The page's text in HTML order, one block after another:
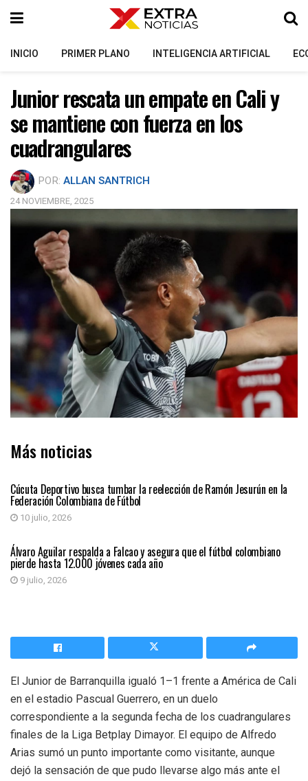
INICIO PRIMER PLANO INTELIGENCIA ARTIFICIAL
Junior rescata un empate en Cali y
se mantiene con fuerza en los
cuadrangulares
POR: ALLAN SANTRICH
24 NOVIEMBRE, 2025
Más noticias
Cúcuta Deportivo busca tumbar la reelección de Ramón Jesurún en la
Federación Colombiana de Fútbol
10 julio, 2026
DEPORTES
Álvaro Aguilar respalda a Falcao y asegura que el fútbol colombiano
pierde hasta 12.000 jóvenes cada año
9 julio, 2026
El Junior de Barranquilla igualó 1–1 frente a América de Cali
en el estadio Pascual Guerrero, en un duelo
correspondiente a la segunda fecha de los cuadrangulares
finales de la Liga Betplay Dimayor. El equipo de Alfredo
Arias sumó un punto importante como visitante, aunque
dejó la sensación de que pudo llevarse algo más ante el